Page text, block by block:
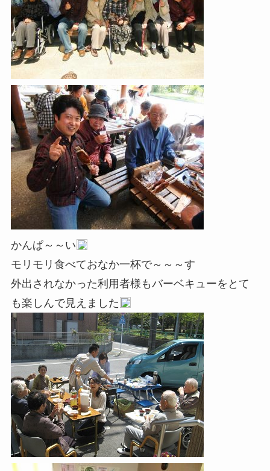
かんぱ～～い
モリモリ食べておなか一杯で～～～す
外出されなかった利用者様もバーベキューをとて
も楽しんで見えました